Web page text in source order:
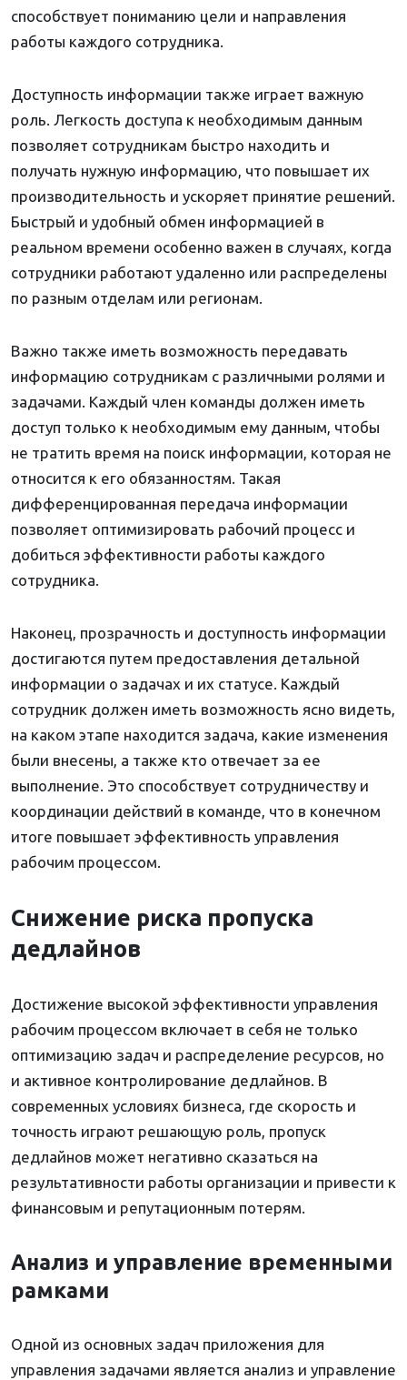
способствует пониманию цели и направления
работы каждого сотрудника.
Доступность информации также играет важную
роль. Легкость доступа к необходимым данным
позволяет сотрудникам быстро находить и
получать нужную информацию, что повышает их
производительность и ускоряет принятие решений.
Быстрый и удобный обмен информацией в
реальном времени особенно важен в случаях, когда
сотрудники работают удаленно или распределены
по разным отделам или регионам.
Важно также иметь возможность передавать
информацию сотрудникам с различными ролями и
задачами. Каждый член команды должен иметь
доступ только к необходимым ему данным, чтобы
не тратить время на поиск информации, которая не
относится к его обязанностям. Такая
дифференцированная передача информации
позволяет оптимизировать рабочий процесс и
добиться эффективности работы каждого
сотрудника.
Наконец, прозрачность и доступность информации
достигаются путем предоставления детальной
информации о задачах и их статусе. Каждый
сотрудник должен иметь возможность ясно видеть,
на каком этапе находится задача, какие изменения
были внесены, а также кто отвечает за ее
выполнение. Это способствует сотрудничеству и
координации действий в команде, что в конечном
итоге повышает эффективность управления
рабочим процессом.
Снижение риска пропуска
дедлайнов
Достижение высокой эффективности управления
рабочим процессом включает в себя не только
оптимизацию задач и распределение ресурсов, но
и активное контролирование дедлайнов. В
современных условиях бизнеса, где скорость и
точность играют решающую роль, пропуск
дедлайнов может негативно сказаться на
результативности работы организации и привести к
финансовым и репутационным потерям.
Анализ и управление временными
рамками
Одной из основных задач приложения для
управления задачами является анализ и управление